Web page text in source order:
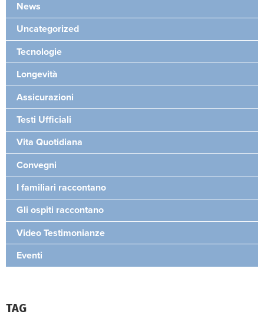
News
Uncategorized
Tecnologie
Longevità
Assicurazioni
Testi Ufficiali
Vita Quotidiana
Convegni
I familiari raccontano
Gli ospiti raccontano
Video Testimonianze
Eventi
TAG